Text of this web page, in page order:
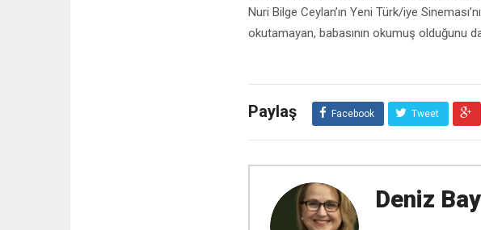
Nuri Bilge Ceylan’ın Yeni Türk/iye
okutamayan, babasının okumuş olduğunu
Paylaş Facebook Tweet
Deniz